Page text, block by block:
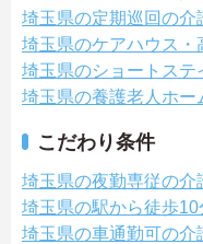
埼玉県の定期巡回の介
埼玉県のケアハウス・
埼玉県のショートステ
埼玉県の養護老人ホー
こだわり条件
埼玉県の夜勤専従の介
埼玉県の駅から徒歩
埼玉県の車通勤可の介